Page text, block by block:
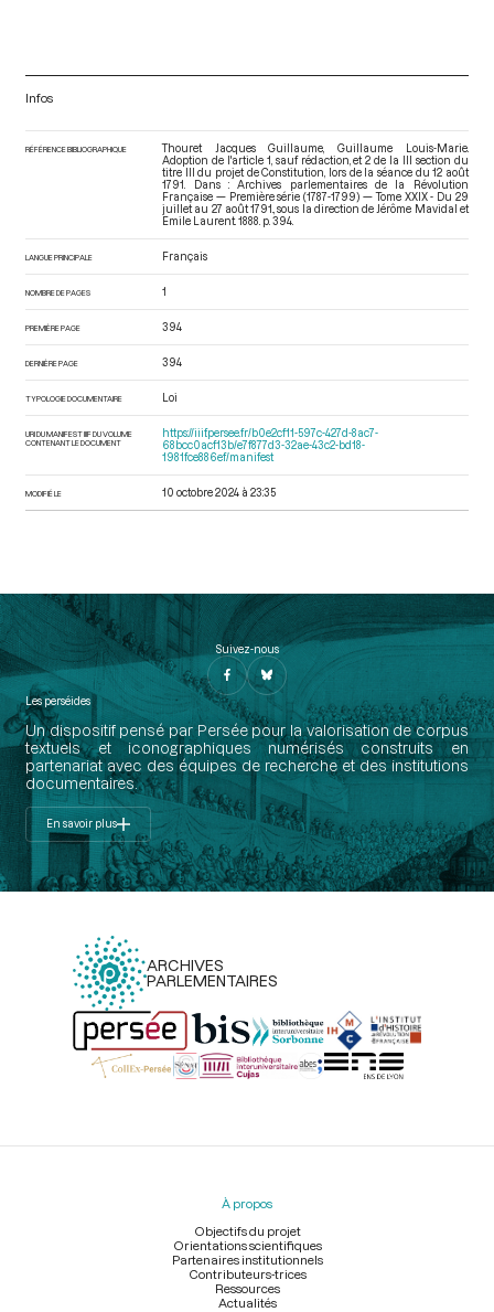
Infos
RÉFÉRENCE BIBLIOGRAPHIQUE
Thouret Jacques Guillaume, Guillaume Louis-Marie.
Adoption de l'article 1, sauf rédaction, et 2 de la III section du
titre III du projet de Constitution, lors de la séance du 12 août
1791. Dans : Archives parlementaires de la Révolution
Française — Première série (1787-1799) — Tome XXIX - Du 29
juillet au 27 août 1791. , sous la direction de Jérôme Mavidal et
Emile Laurent. 1888. p. 394.
LANGUE PRINCIPALE Français
NOMBRE DE PAGES 1
PREMIÈRE PAGE 394
DERNIÈRE PAGE 394
TYPOLOGIE DOCUMENTAIRE Loi
URI DU MANIFEST IIIF DU VOLUME
CONTENANT LE DOCUMENT
https://iiif.persee.fr/b0e2cf11-597c-427d-8ac7-
68bcc0acf13b/e7f877d3-32ae-43c2-bd18-
1981fce886ef/manifest
MODIFIÉ LE 10 octobre 2024 à 23:35
Suivez-nous
Les perséides
Un dispositif pensé par Persée pour la valorisation de corpus
textuels et iconographiques numérisés construits en
partenariat avec des équipes de recherche et des institutions
documentaires.
En savoir plus
ARCHIVES
PARLEMENTAIRES
Menu
À propos
Objectifs du projet
Orientations scientifiques
Partenaires institutionnels
Contributeurs-trices
Ressources
Actualités